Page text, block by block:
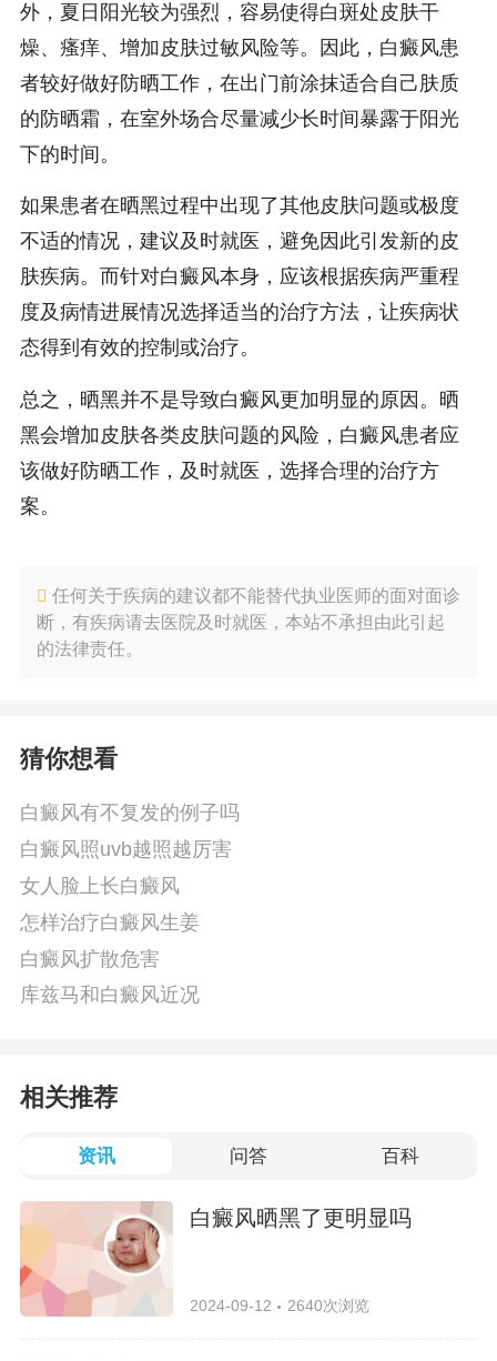
外，夏日阳光较为强烈，容易使得白斑处皮肤干
燥、瘙痒、增加皮肤过敏风险等。因此，白癜风患
者较好做好防晒工作，在出门前涂抹适合自己肤质
的防晒霜，在室外场合尽量减少长时间暴露于阳光
下的时间。
如果患者在晒黑过程中出现了其他皮肤问题或极度
不适的情况，建议及时就医，避免因此引发新的皮
肤疾病。而针对白癜风本身，应该根据疾病严重程
度及病情进展情况选择适当的治疗方法，让疾病状
态得到有效的控制或治疗。
总之，晒黑并不是导致白癜风更加明显的原因。晒
黑会增加皮肤各类皮肤问题的风险，白癜风患者应
该做好防晒工作，及时就医，选择合理的治疗方
案。
任何关于疾病的建议都不能替代执业医师的面对面诊
断，有疾病请去医院及时就医，本站不承担由此引起
的法律责任。
猜你想看
白癜风有不复发的例子吗
白癜风照uvb越照越厉害
女人脸上长白癜风
怎样治疗白癜风生姜
白癜风扩散危害
库兹马和白癜风近况
相关推荐
资讯 问答 百科
白癜风晒黑了更明显吗
2024-09-12 2640次浏览